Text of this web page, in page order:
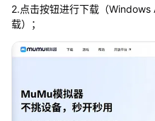
2.点击按钮进行下载（Windows
载）；